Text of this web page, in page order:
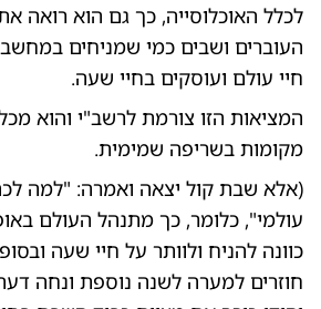
לכלל האוכלוסייה, כך גם הוא רואה
העוברים ושבים כמי שמניחים
חיי עולם ועוסקים בחיי שעה.
המציאות הזו צורמת לרשב"י והוא
מקומות בשריפה שמימית.
(אלא שבת קול יצאה ואמרה: "למה
עולמי", כלומר, כך מתנהל העולם
כוונה להניח ולוותר על חיי שעה
חוזרים למערה לשנה נוספת ונחה